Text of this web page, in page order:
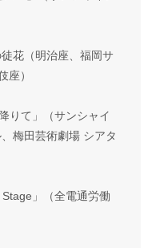
花（明治座、福岡サ
座）
りて」（サンシャイ
梅田芸術劇場 シアタ
」（全電通労働